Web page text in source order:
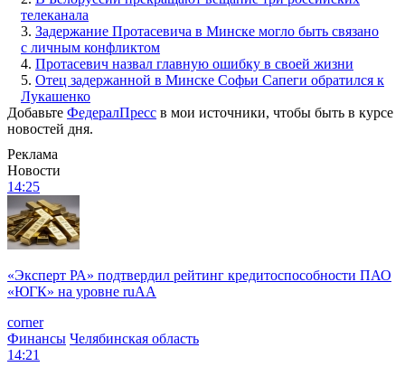
телеканала
3. Задержание Протасевича в Минске могло быть связано
с личным конфликтом
4. Протасевич назвал главную ошибку в своей жизни
5. Отец задержанной в Минске Софьи Сапеги обратился к
Лукашенко
Добавьте ФедералПресс в мои источники, чтобы быть в курсе
новостей дня.
Реклама
Новости
14:25
«Эксперт РА» подтвердил рейтинг кредитоспособности ПАО
«ЮГК» на уровне ruAА
corner
Финансы Челябинская область
14:21